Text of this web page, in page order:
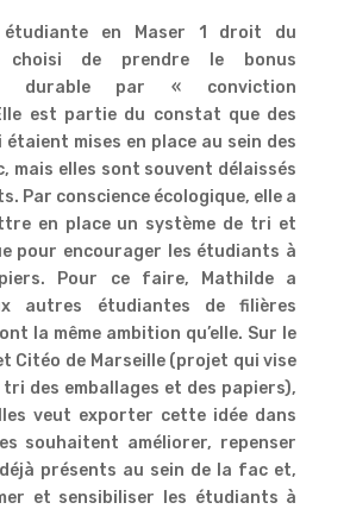
étudiante en Maser 1 droit du
choisi de prendre le bonus
durable par « conviction
est partie du constat que des
mises en place au sein des
mais elles sont souvent délaissés
Par conscience écologique, elle a
en place un système de tri et
pour encourager les étudiants à
Pour ce faire, Mathilde a
autres étudiantes de filières
la même ambition qu’elle. Sur le
Citéo de Marseille (projet qui vise
des emballages et des papiers),
veut exporter cette idée dans
souhaitent améliorer, repenser
présents au sein de la fac et,
et sensibiliser les étudiants à